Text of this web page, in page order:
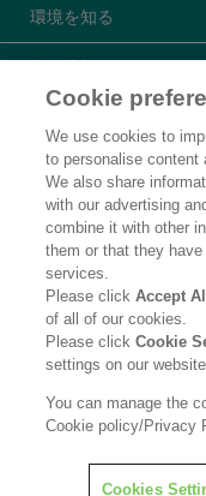
環境を知る
トップ
製品カタログ
企業情報
ご利用条件
個人情報保護方針
ソーシャルメディアポリシ
Cookie
We use cookies to
to personalise content
We also share
with our advertising
combine it with other
them or that they
services.
Please clickAccept
of all of our cookies.
Please clickCookie
settings on our
You can manage the
Cookie policy/Privacy
Cookies